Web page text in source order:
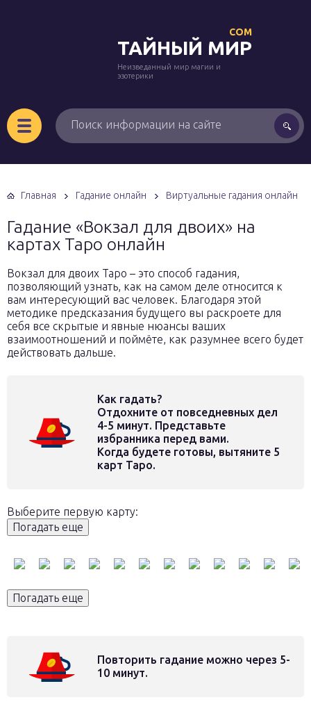
ТАЙНЫЙ МИР
COM
Неизведанный мир магии и
эзотерики
Главная Гадание онлайн Виртуальные гадания онлайн
Гадание «Вокзал для двоих» на
картах Таро онлайн
Вокзал для двоих Таро – это способ гадания,
позволяющий узнать, как на самом деле относится к
вам интересующий вас человек. Благодаря этой
методике предсказания будущего вы раскроете для
себя все скрытые и явные нюансы ваших
взаимоотношений и поймёте, как разумнее всего будет
действовать дальше.
Как гадать?
Отдохните от повседневных дел
4-5 минут. Представьте
избранника перед вами.
Когда будете готовы, вытяните 5
карт Таро.
Выберите первую карту:
Погадать еще
Погадать еще
Повторить гадание можно через 5-
10 минут.